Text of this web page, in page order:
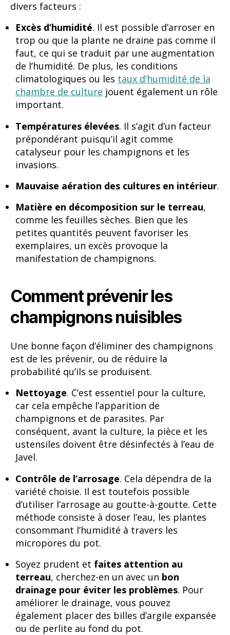
divers facteurs :
Excès d’humidité. Il est possible d’arroser en
trop ou que la plante ne draine pas comme il
faut, ce qui se traduit par une augmentation
de l’humidité. De plus, les conditions
climatologiques ou les taux d’humidité de la
chambre de culture jouent également un rôle
important.
Températures élevées. Il s’agit d’un facteur
prépondérant puisqu’il agit comme
catalyseur pour les champignons et les
invasions.
Mauvaise aération des cultures en intérieur.
Matière en décomposition sur le terreau,
comme les feuilles sèches. Bien que les
petites quantités peuvent favoriser les
exemplaires, un excès provoque la
manifestation de champignons.
Comment prévenir les
champignons nuisibles
Une bonne façon d’éliminer des champignons
est de les prévenir, ou de réduire la
probabilité qu’ils se produisent.
Nettoyage. C’est essentiel pour la culture,
car cela empêche l’apparition de
champignons et de parasites. Par
conséquent, avant la culture, la pièce et les
ustensiles doivent être désinfectés à l’eau de
Javel.
Contrôle de l’arrosage. Cela dépendra de la
variété choisie. Il est toutefois possible
d’utiliser l’arrosage au goutte-à-goutte. Cette
méthode consiste à doser l’eau, les plantes
consommant l’humidité à travers les
micropores du pot.
Soyez prudent et faites attention au
terreau, cherchez-en un avec un bon
drainage pour éviter les problèmes. Pour
améliorer le drainage, vous pouvez
également placer des billes d’argile expansée
ou de perlite au fond du pot.